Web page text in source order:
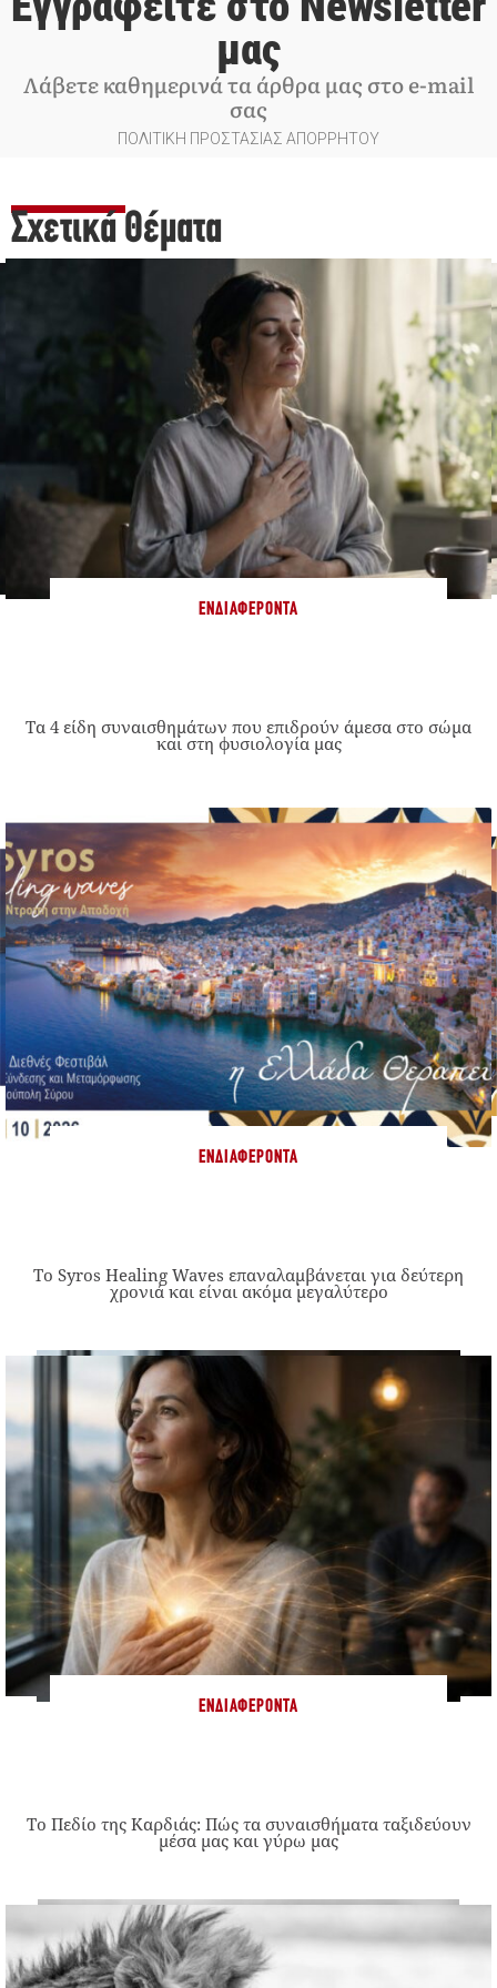
μας
Λάβετε καθημερινά τα άρθρα μας στο e-mail
σας
ΠΟΛΙΤΙΚΗ ΠΡΟΣΤΑΣΙΑΣ ΑΠΟΡΡΗΤΟΥ
Σχετικά Θέματα
ΕΝΔΙΑΦΈΡΟΝΤΑ
Τα 4 είδη συναισθημάτων που επιδρούν άμεσα στο σώμα
και στη φυσιολογία μας
ΕΝΔΙΑΦΈΡΟΝΤΑ
Το Syros Healing Waves επαναλαμβάνεται για δεύτερη
χρονιά και είναι ακόμα μεγαλύτερο
ΕΝΔΙΑΦΈΡΟΝΤΑ
Το Πεδίο της Καρδιάς: Πώς τα συναισθήματα ταξιδεύουν
μέσα μας και γύρω μας